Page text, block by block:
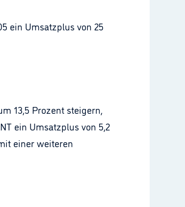
ein Umsatzplus von 25
13,5 Prozent steigern,
ein Umsatzplus von 5,2
einer weiteren